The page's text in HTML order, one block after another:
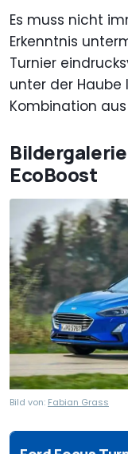
Es muss nicht
Erkenntnis
Turnier
unter der
Kombination
EcoBoost
Bild von: Fabian Grass